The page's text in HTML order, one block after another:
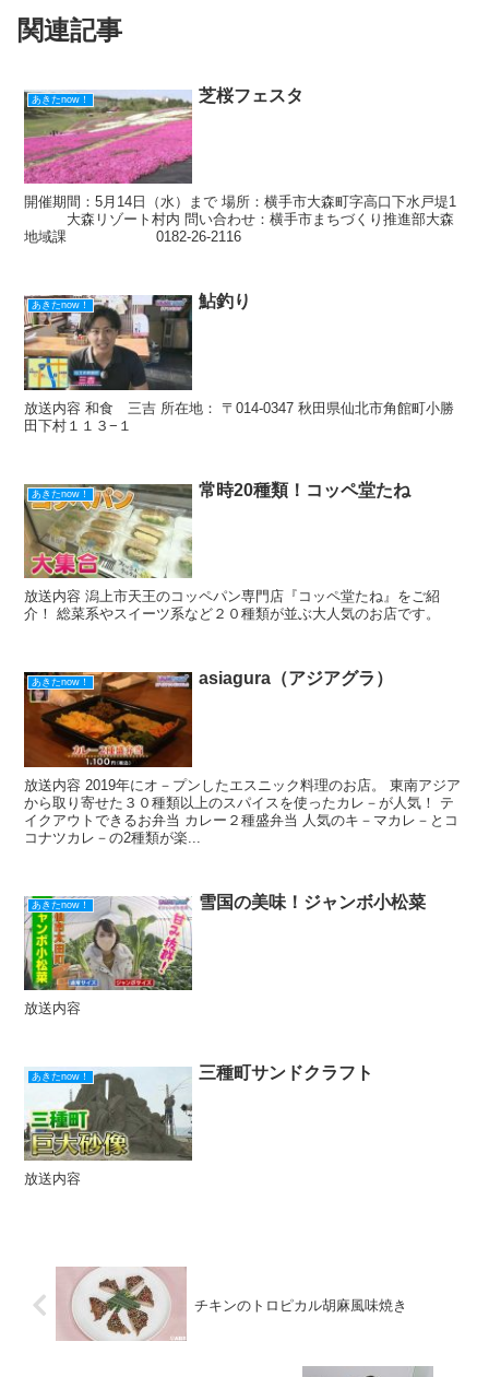
o
o
k
関連記事
あきたnow！ 芝桜フェスタ
開催期間：5月14日（水）まで 場所：横手市大森町字高口下水戸堤1
大森リゾート村内 問い合わせ：横手市まちづくり推進部大森
地域課 0182-26-2116
あきたnow！ 鮎釣り
放送内容 和食 三吉 所在地： 〒014-0347 秋田県仙北市角館町小勝
田下村１１３−１
あきたnow！ 常時20種類！コッペ堂たね
放送内容 潟上市天王のコッペパン専門店『コッペ堂たね』をご紹
介！ 総菜系やスイーツ系など２０種類が並ぶ大人気のお店です。
あきたnow！ asiagura（アジアグラ）
放送内容 2019年にオ－プンしたエスニック料理のお店。 東南アジア
から取り寄せた３０種類以上のスパイスを使ったカレ－が人気！ テ
イクアウトできるお弁当 カレー２種盛弁当 人気のキ－マカレ－とコ
コナツカレ－の2種類が楽...
あきたnow！ 雪国の美味！ジャンボ小松菜
放送内容
あきたnow！ 三種町サンドクラフト
放送内容
チキンのトロピカル胡麻風味焼き